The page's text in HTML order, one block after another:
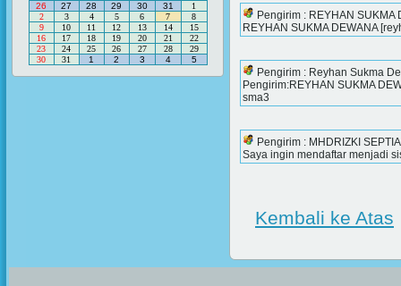
26 27 28 29 30 31
1
2
3 4 5 6 7
8
9
10 11 12 13 14
15
16
17 18 19 20 21
22
23
24 25 26 27 28
29
30
31 1 2 3 4 5
Pengirim : REYHAN SUKMA
REYHAN SUKMA DEWANA
Pengirim : Reyhan Sukma
Pengirim:REYHAN SUKMA
sma3
Pengirim : MHDRIZKI
Saya ingin mendaftar menjadi
Kembali ke Atas